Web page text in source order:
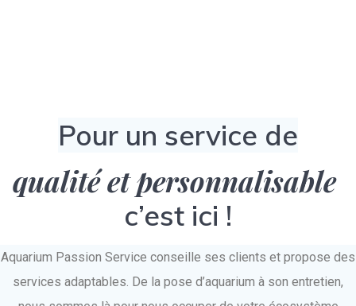
Pour un service de
qualité et personnalisable
c’est ici !
Aquarium Passion Service conseille ses clients et propose des
services adaptables. De la pose d’aquarium à son entretien,